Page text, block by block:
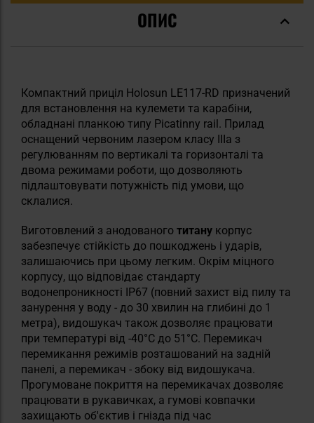
ОПИС
Компактний приціл Holosun LE117-RD призначений
для встановлення на кулемети та карабіни,
обладнані планкою типу Picatinny rail. Прилад
оснащений червоним лазером класу IIIa з
регулюванням по вертикалі та горизонталі та
двома режимами роботи, що дозволяють
підлаштовувати потужність під умови, що
склалися.
Виготовлений з анодованого титану корпус
забезпечує стійкість до пошкоджень і ударів,
залишаючись при цьому легким. Окрім міцного
корпусу, що відповідає стандарту
водонепроникності IP67 (повний захист від пилу та
занурення у воду - до 30 хвилин на глибині до 1
метра), видошукач також дозволяє працювати
при температурі від -40°С до 51°С. Перемикач
перемикання режимів розташований на задній
панелі, а перемикач - збоку від видошукача.
Прогумоване покриття на перемикачах дозволяє
працювати в рукавичках, а гумові ковпачки
захищають об'єктив і гнізда під час